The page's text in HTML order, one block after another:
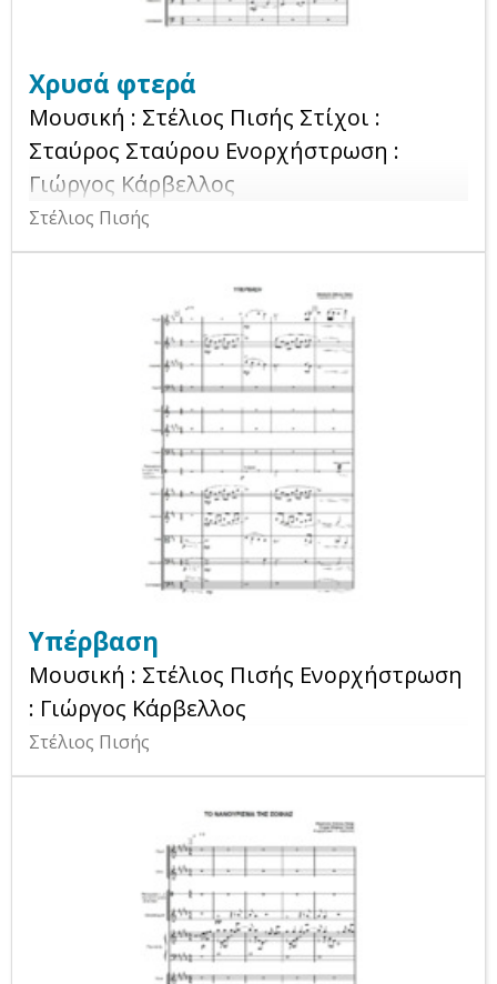
βραβευμένου συνθέτη, προχώρησε στη
οποία και πρόσφερε στην οικογένεια
του Στέλιου.
Χρυσά φτερά
Μουσική : Στέλιος Πισής Στίχοι :
Σταύρος Σταύρου Ενορχήστρωση :
Γιώργος Κάρβελλος
Στέλιος Πισής
Υπέρβαση
Μουσική : Στέλιος Πισής Ενορχήστρωση
: Γιώργος Κάρβελλος
Στέλιος Πισής